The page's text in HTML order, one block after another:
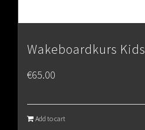
Wakeboardkurs Kids
€65.00
Add to cart